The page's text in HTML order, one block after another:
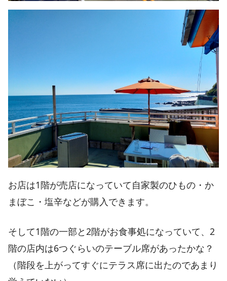
お店は1階が売店になっていて自家製のひもの・か
まぼこ・塩辛などが購入できます。
そして1階の一部と2階がお食事処になっていて、2
階の店内は6つぐらいのテーブル席があったかな？
（階段を上がってすぐにテラス席に出たのであまり